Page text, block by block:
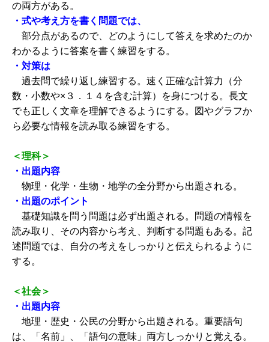
の両方がある。
・式や考え方を書く問題では、
部分点があるので、どのようにして答えを求めたのか
わかるように答案を書く練習をする。
・対策は
過去問で繰り返し練習する。速く正確な計算力（分
数・小数や×３．１４を含む計算）を身につける。長文
でも正しく文章を理解できるようにする。図やグラフか
ら必要な情報を読み取る練習をする。
＜理科＞
・出題内容
物理・化学・生物・地学の全分野から出題される。
・出題のポイント
基礎知識を問う問題は必ず出題される。問題の情報を
読み取り、その内容から考え、判断する問題もある。記
述問題では、自分の考えをしっかりと伝えられるように
する。
＜社会＞
・出題内容
地理・歴史・公民の分野から出題される。重要語句
は、「名前」、「語句の意味」両方しっかりと覚える。